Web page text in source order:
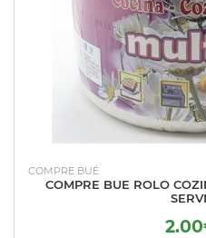
COMPRE BUÉ
COMPRE BUE ROLO